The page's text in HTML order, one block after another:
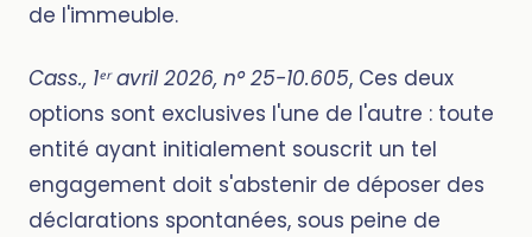
de l'immeuble.
Cass., 1ᵉʳ avril 2026, n° 25-10.605, Ces deux
options sont exclusives l'une de l'autre : toute
entité ayant initialement souscrit un tel
engagement doit s'abstenir de déposer des
déclarations spontanées, sous peine de